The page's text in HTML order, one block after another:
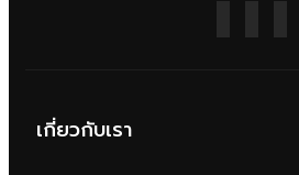
เกี่ยวกับเรา